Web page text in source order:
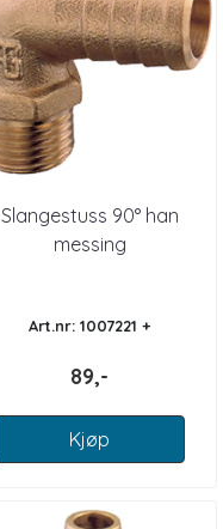
Slangestuss 90° han
messing
Art.nr: 1007221 +
89,-
Kjøp